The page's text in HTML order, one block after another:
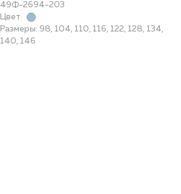
49Ф-2694-203
Цвет:
Размеры: 98, 104, 110, 116, 122, 128, 134,
140, 146